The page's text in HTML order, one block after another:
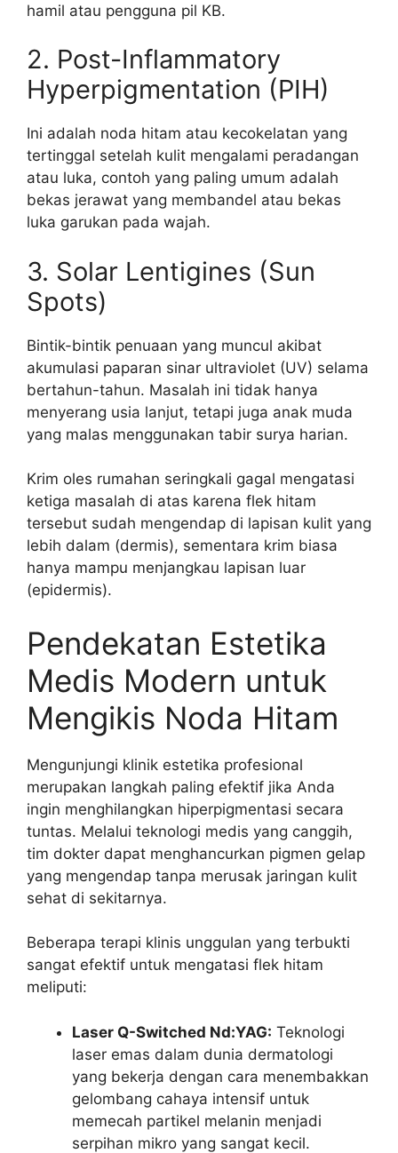
hamil atau pengguna pil KB.
2. Post-Inflammatory
Hyperpigmentation (PIH)
Ini adalah noda hitam atau kecokelatan yang
tertinggal setelah kulit mengalami peradangan
atau luka, contoh yang paling umum adalah
bekas jerawat yang membandel atau bekas
luka garukan pada wajah.
3. Solar Lentigines (Sun
Spots)
Bintik-bintik penuaan yang muncul akibat
akumulasi paparan sinar ultraviolet (UV) selama
bertahun-tahun. Masalah ini tidak hanya
menyerang usia lanjut, tetapi juga anak muda
yang malas menggunakan tabir surya harian.
Krim oles rumahan seringkali gagal mengatasi
ketiga masalah di atas karena flek hitam
tersebut sudah mengendap di lapisan kulit yang
lebih dalam (dermis), sementara krim biasa
hanya mampu menjangkau lapisan luar
(epidermis).
Pendekatan Estetika
Medis Modern untuk
Mengikis Noda Hitam
Mengunjungi klinik estetika profesional
merupakan langkah paling efektif jika Anda
ingin menghilangkan hiperpigmentasi secara
tuntas. Melalui teknologi medis yang canggih,
tim dokter dapat menghancurkan pigmen gelap
yang mengendap tanpa merusak jaringan kulit
sehat di sekitarnya.
Beberapa terapi klinis unggulan yang terbukti
sangat efektif untuk mengatasi flek hitam
meliputi:
Laser Q-Switched Nd:YAG: Teknologi
laser emas dalam dunia dermatologi
yang bekerja dengan cara menembakkan
gelombang cahaya intensif untuk
memecah partikel melanin menjadi
serpihan mikro yang sangat kecil.